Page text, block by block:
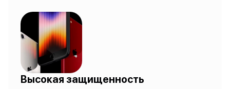
Высокая защищенность